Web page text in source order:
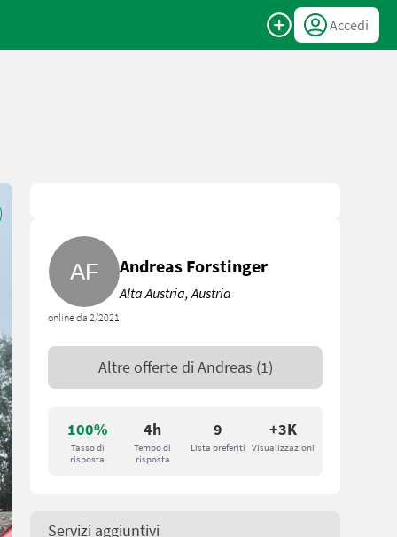
Accedi
100%
Tasso di
risposta
4h
Tempo di
risposta
9
Lista preferiti
+3K
Visualizzazioni
online da 2/2021
Andreas Forstinger
Alta Austria, Austria
Altre offerte di Andreas (1)
Servizi aggiuntivi